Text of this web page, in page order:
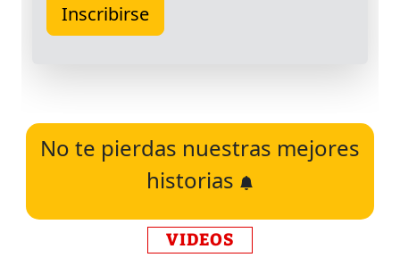
No te pierdas nuestras mejores
historias
VIDEOS